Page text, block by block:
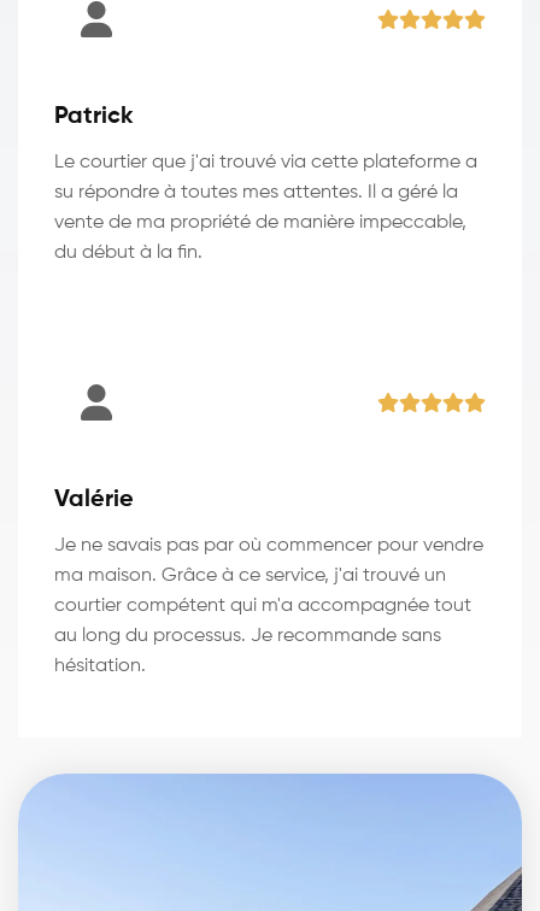
Patrick
Le courtier que j'ai trouvé via cette plateforme a
su répondre à toutes mes attentes. Il a géré la
vente de ma propriété de manière impeccable,
du début à la fin.
Valérie
Je ne savais pas par où commencer pour vendre
ma maison. Grâce à ce service, j'ai trouvé un
courtier compétent qui m'a accompagnée tout
au long du processus. Je recommande sans
hésitation.